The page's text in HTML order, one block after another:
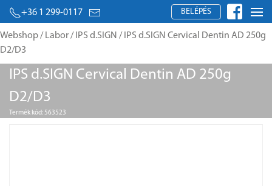
+36 1 299-0117 BELÉPÉS
Webshop/ Labor/ IPS d.SIGN / IPS d.SIGN Cervical Dentin AD 250g
D2/D3
IPS d.SIGN Cervical Dentin AD 250g
D2/D3
Termék kód: 563523